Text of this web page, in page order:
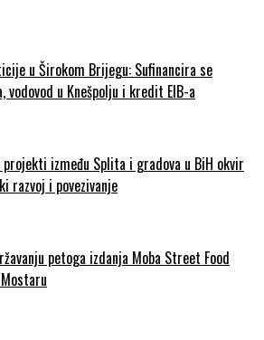
u Širokom Brijegu: Sufinancira se
vodovod u Knešpolju i kredit EIB-a
između Splita i gradova u BiH okvir
razvoj i povezivanje
petoga izdanja Moba Street Food